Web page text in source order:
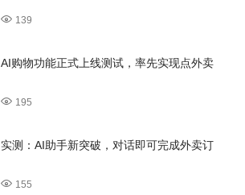
139
AI购物功能正式上线测试，率先实现点外卖
195
实测：AI助手新突破，对话即可完成外卖订
155